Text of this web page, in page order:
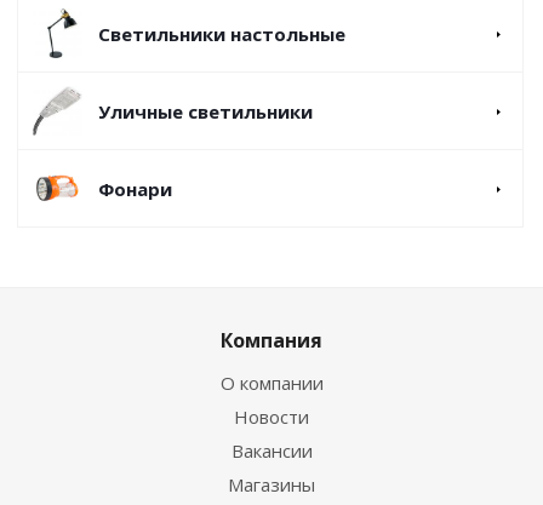
Светильники настольные
Уличные светильники
Фонари
Компания
О компании
Новости
Вакансии
Магазины